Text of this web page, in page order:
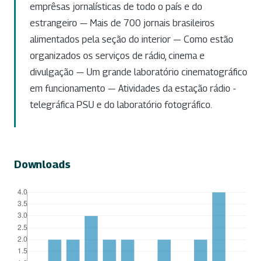
emprêsas jornalísticas de todo o país e do
estrangeiro — Mais de 700 jornais brasileiros
alimentados pela seção do interior — Como estão
organizados os serviços de rádio, cinema e
divulgação — Um grande laboratório cinematográfico
em funcionamento — Atividades da estação rádio -
telegráfica PSU e do laboratório fotográfico.
Downloads